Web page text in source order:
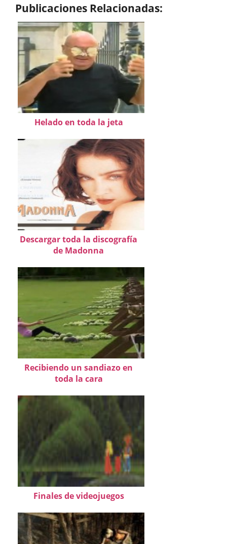
Publicaciones Relacionadas:
Helado en toda la jeta
Descargar toda la discografía
de Madonna
Recibiendo un sandiazo en
toda la cara
Finales de videojuegos